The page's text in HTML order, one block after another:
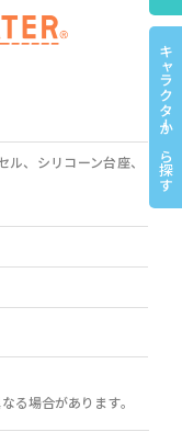
、シリコーン台座、
る場合があります。
キャラクターから探す